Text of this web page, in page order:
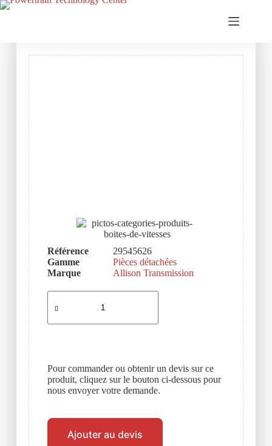
Référence
29545626
Gamme
Pièces détachées
Marque
Allison Transmission
Pour commander ou obtenir un devis sur ce
produit, cliquez sur le bouton ci-dessous pour
nous envoyer votre demande.
Ajouter au devis